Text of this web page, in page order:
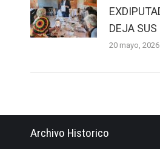
DEJA SUS
20 mayo,
Archivo Historico